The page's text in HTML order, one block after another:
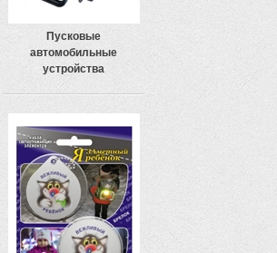
Пусковые
автомобильные
устройства